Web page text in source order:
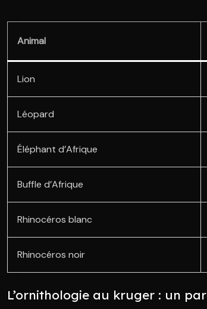
Animal
Lion
Léopard
Éléphant d’Afrique
Buffle d’Afrique
Rhinocéros blanc
Rhinocéros noir
L’ornithologie au kruger : un